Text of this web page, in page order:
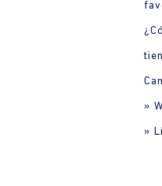
»
»